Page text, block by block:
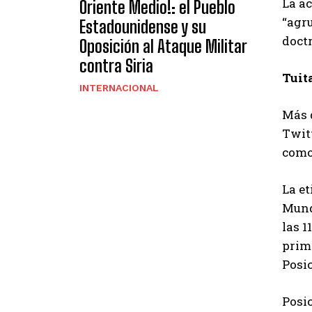
Oriente Medio!: el Pueblo
Estadounidense y su
Oposición al Ataque Militar
contra Siria
INTERNACIONAL
Más
La
las